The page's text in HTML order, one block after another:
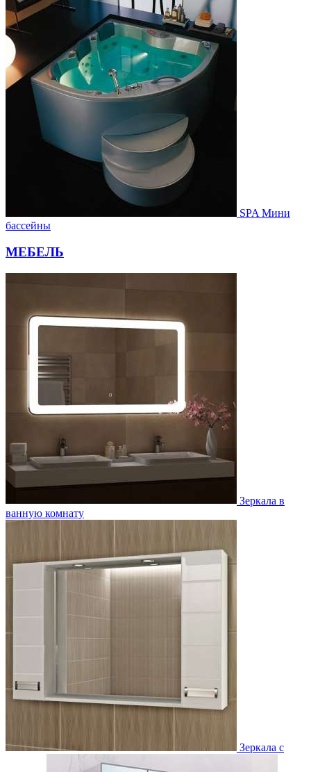
SPA Мини
бассейны
МЕБЕЛЬ
Зеркала в
ванную комнату
Зеркала с